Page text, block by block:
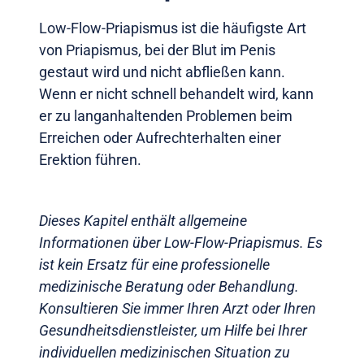
Low-Flow-Priapismus ist die häufigste Art
von Priapismus, bei der Blut im Penis
gestaut wird und nicht abfließen kann.
Wenn er nicht schnell behandelt wird, kann
er zu langanhaltenden Problemen beim
Erreichen oder Aufrechterhalten einer
Erektion führen.
Dieses Kapitel enthält allgemeine
Informationen über Low-Flow-Priapismus. Es
ist kein Ersatz für eine professionelle
medizinische Beratung oder Behandlung.
Konsultieren Sie immer Ihren Arzt oder Ihren
Gesundheitsdienstleister, um Hilfe bei Ihrer
individuellen medizinischen Situation zu